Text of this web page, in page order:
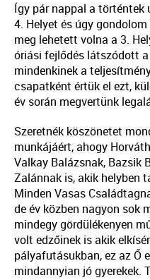
Így pár nappal a
4. Helyet és úgy
meg lehetett volna a 3.
óriási fejlődés látszódott
mindenkinek a
csapatként értük el ezt,
év során megvertünk
Szeretnék köszönetet
munkájáért, ahogy
Valkay Balázsnak, Bazsik
Zalánnak is, akik helyben
Minden Vasas
de év közben nagyon sok
mindegy gördülékenyen
volt edzőinek is akik
pályafutásukban, ez az Ő
mindannyian jó gyerekek.